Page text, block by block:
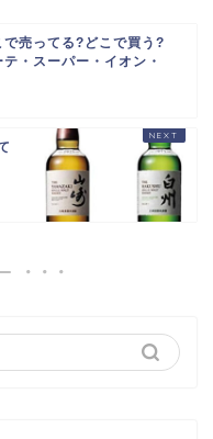
で売ってる?どこで買う?
テ・スーパー・イオン・